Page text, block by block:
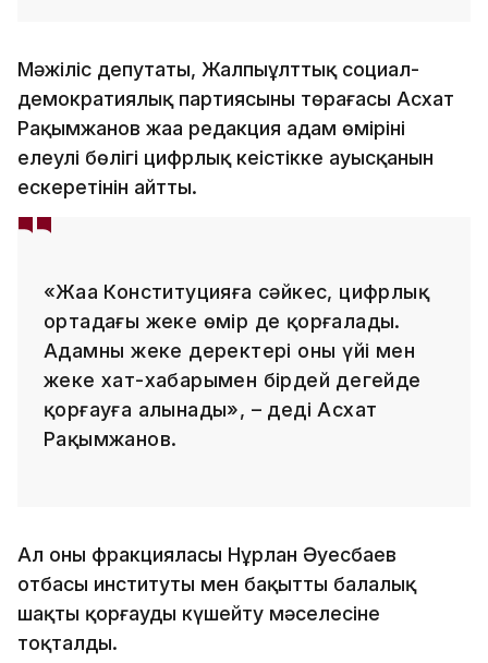
Мәжіліс депутаты, Жалпыұлттық социал-
демократиялық партиясының төрағасы Асхат
Рақымжанов жаңа редакция адам өмірінің
елеулі бөлігі цифрлық кеңістікке ауысқанын
ескеретінін айтты.
«Жаңа Конституцияға сәйкес, цифрлық
ортадағы жеке өмір де қорғалады.
Адамның жеке деректері оның үйі мен
жеке хат-хабарымен бірдей деңгейде
қорғауға алынады», – деді Асхат
Рақымжанов.
Ал оның фракцияласы Нұрлан Әуесбаев
отбасы институты мен бақытты балалық
шақты қорғауды күшейту мәселесіне
тоқталды.